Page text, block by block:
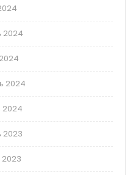
2024
2024
2024
2023
2023